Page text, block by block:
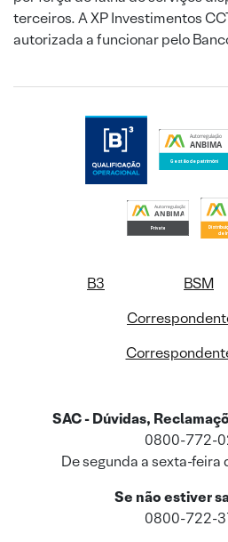
terceiros. A XP Investimentos
autorizada a funcionar pelo
B3 BSM
SAC - Dúvidas,
0800-772-
De segunda a sexta-feira
Se não estiver
0800-722-